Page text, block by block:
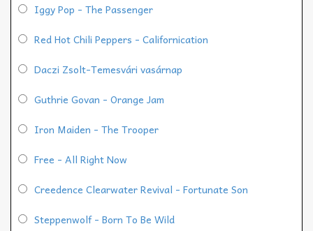
Iggy Pop - The Passenger
Red Hot Chili Peppers - Californication
Daczi Zsolt-Temesvári vasárnap
Guthrie Govan - Orange Jam
Iron Maiden - The Trooper
Free - All Right Now
Creedence Clearwater Revival - Fortunate Son
Steppenwolf - Born To Be Wild